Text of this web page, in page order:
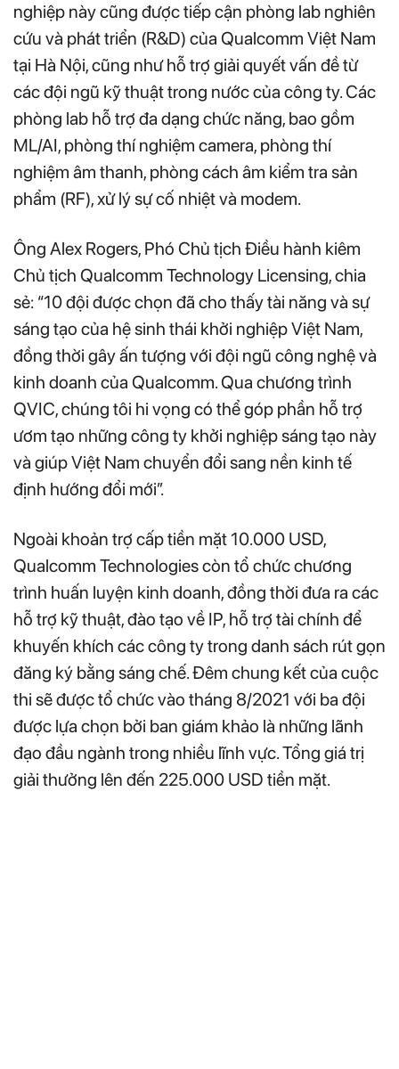
nghiệp này cũng được tiếp cận phòng lab nghiên
cứu và phát triển (R&D) của Qualcomm Việt Nam
tại Hà Nội, cũng như hỗ trợ giải quyết vấn đề từ
các đội ngũ kỹ thuật trong nước của công ty. Các
phòng lab hỗ trợ đa dạng chức năng, bao gồm
ML/AI, phòng thí nghiệm camera, phòng thí
nghiệm âm thanh, phòng cách âm kiểm tra sản
phẩm (RF), xử lý sự cố nhiệt và modem.
Ông Alex Rogers, Phó Chủ tịch Điều hành kiêm
Chủ tịch Qualcomm Technology Licensing, chia
sẻ: “10 đội được chọn đã cho thấy tài năng và sự
sáng tạo của hệ sinh thái khởi nghiệp Việt Nam,
đồng thời gây ấn tượng với đội ngũ công nghệ và
kinh doanh của Qualcomm. Qua chương trình
QVIC, chúng tôi hi vọng có thể góp phần hỗ trợ
ươm tạo những công ty khởi nghiệp sáng tạo này
và giúp Việt Nam chuyển đổi sang nền kinh tế
định hướng đổi mới”.
Ngoài khoản trợ cấp tiền mặt 10.000 USD,
Qualcomm Technologies còn tổ chức chương
trình huấn luyện kinh doanh, đồng thời đưa ra các
hỗ trợ kỹ thuật, đào tạo về IP, hỗ trợ tài chính để
khuyến khích các công ty trong danh sách rút gọn
đăng ký bằng sáng chế. Đêm chung kết của cuộc
thi sẽ được tổ chức vào tháng 8/2021 với ba đội
được lựa chọn bởi ban giám khảo là những lãnh
đạo đầu ngành trong nhiều lĩnh vực. Tổng giá trị
giải thưởng lên đến 225.000 USD tiền mặt.